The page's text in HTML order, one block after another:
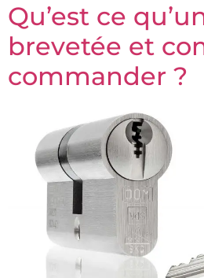
Qu’est ce
brevetée et
commander ?